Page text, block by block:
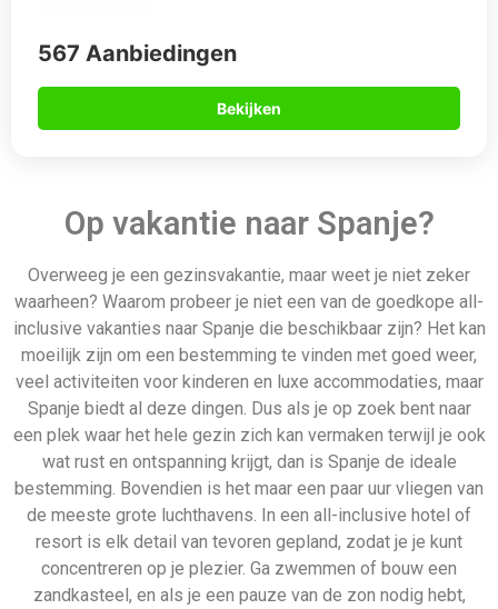
567 Aanbiedingen
Bekijken
Op vakantie naar Spanje?
Overweeg je een gezinsvakantie, maar weet je niet zeker
waarheen? Waarom probeer je niet een van de goedkope all-
inclusive vakanties naar Spanje die beschikbaar zijn? Het kan
moeilijk zijn om een bestemming te vinden met goed weer,
veel activiteiten voor kinderen en luxe accommodaties, maar
Spanje biedt al deze dingen. Dus als je op zoek bent naar
een plek waar het hele gezin zich kan vermaken terwijl je ook
wat rust en ontspanning krijgt, dan is Spanje de ideale
bestemming. Bovendien is het maar een paar uur vliegen van
de meeste grote luchthavens. In een all-inclusive hotel of
resort is elk detail van tevoren gepland, zodat je je kunt
concentreren op je plezier. Ga zwemmen of bouw een
zandkasteel, en als je een pauze van de zon nodig hebt,